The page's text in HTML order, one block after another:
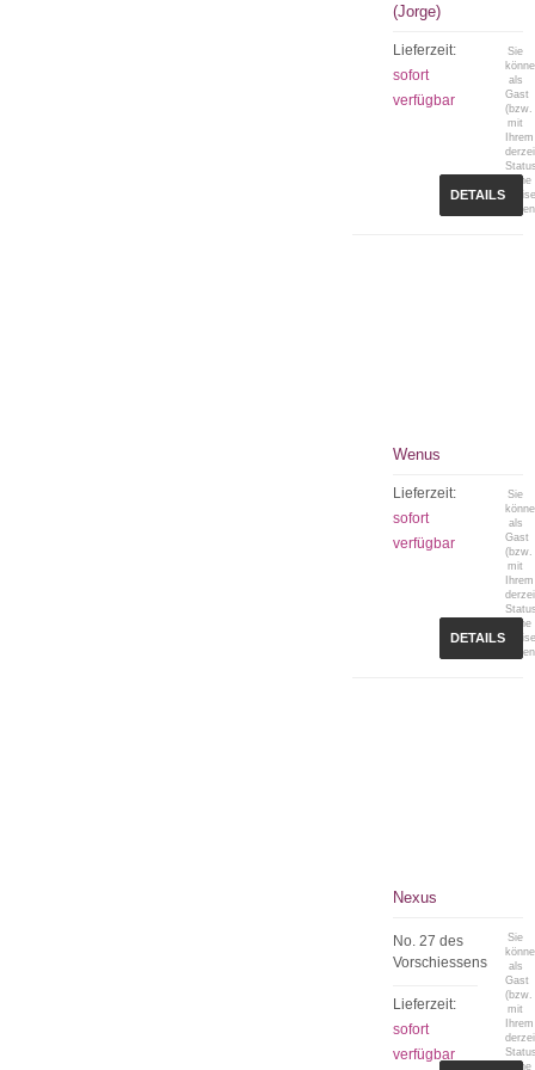
(Jorge)
Lieferzeit:
sofort
verfügbar
Sie
als
Gast
(bzw.
mit
Ihrem
keine
DETAILS
Wenus
Lieferzeit:
sofort
verfügbar
Sie
als
Gast
(bzw.
mit
Ihrem
keine
DETAILS
Nexus
No. 27 des
Vorschiessens
Lieferzeit:
sofort
verfügbar
Sie
als
Gast
(bzw.
mit
Ihrem
keine